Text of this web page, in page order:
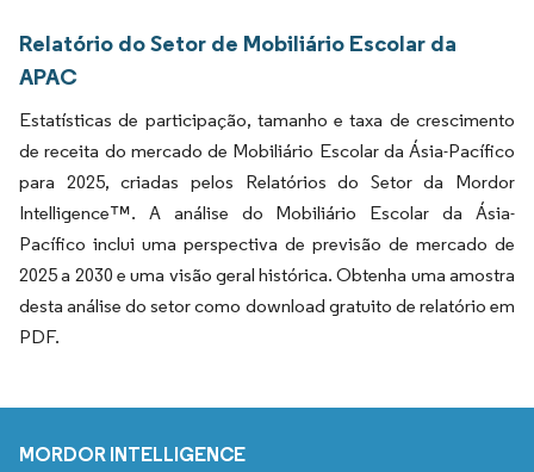
Relatório do Setor de Mobiliário Escolar da
APAC
Estatísticas de participação, tamanho e taxa de crescimento
de receita do mercado de Mobiliário Escolar da Ásia-Pacífico
para 2025, criadas pelos Relatórios do Setor da Mordor
Intelligence™. A análise do Mobiliário Escolar da Ásia-
Pacífico inclui uma perspectiva de previsão de mercado de
2025 a 2030 e uma visão geral histórica. Obtenha uma amostra
desta análise do setor como download gratuito de relatório em
PDF.
MORDOR INTELLIGENCE